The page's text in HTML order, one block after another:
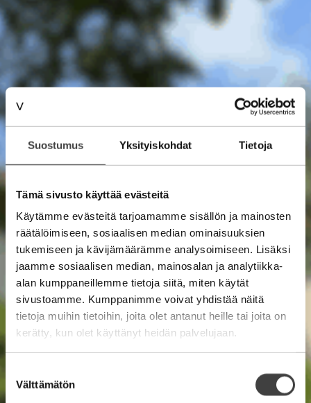
Suostumus Yksityiskohdat Tietoja
Tämä sivusto käyttää evästeitä
Käytämme evästeitä tarjoamamme sisällön ja mainosten
räätälöimiseen, sosiaalisen median ominaisuuksien
tukemiseen ja kävijämäärämme analysoimiseen. Lisäksi
jaamme sosiaalisen median, mainosalan ja analytiikka-
alan kumppaneillemme tietoja siitä, miten käytät
sivustoamme. Kumppanimme voivat yhdistää näitä
tietoja muihin tietoihin, joita olet antanut heille tai joita on
kerätty, kun olet käyttänyt heidän palvelujaan.
valinta
Välttämätön